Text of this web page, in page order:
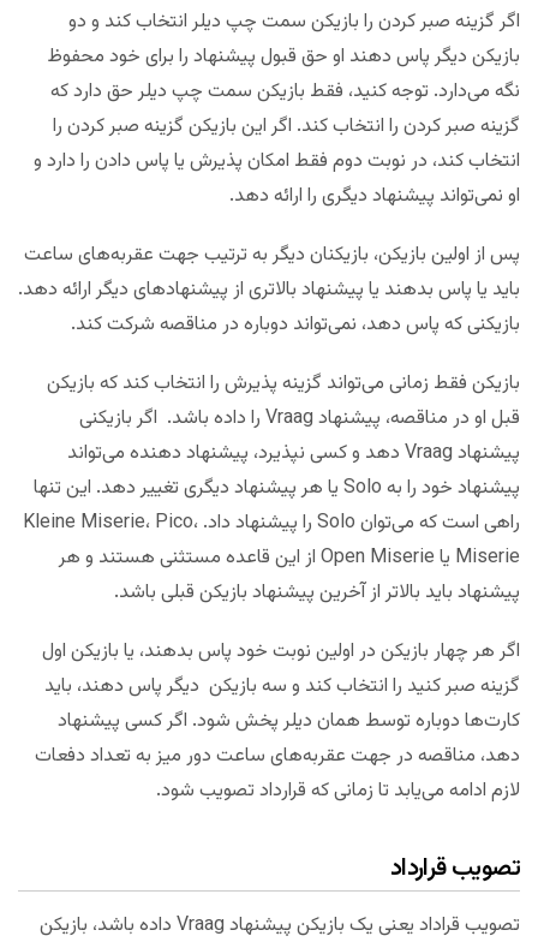
اگر گزینه صبر کردن را بازیکن سمت چپ دیلر انتخاب کند و دو
بازیکن دیگر پاس دهند او حق قبول پیشنهاد را برای خود محفوظ
نگه می‌دارد. توجه کنید، فقط بازیکن سمت چپ دیلر حق دارد که
گزینه صبر کردن را انتخاب کند. اگر این بازیکن گزینه صبر کردن را
انتخاب کند، در نوبت دوم فقط امکان پذیرش یا پاس دادن را دارد و
او نمی‌تواند پیشنهاد دیگری را ارائه دهد.
پس از اولین بازیکن، بازیکنان دیگر به ترتیب جهت عقربه‌های ساعت
باید یا پاس بدهند یا پیشنهاد بالاتری از پیشنهادهای دیگر ارائه دهد.
بازیکنی که پاس دهد، نمی‌تواند دوباره در مناقصه شرکت کند.
بازیکن فقط زمانی می‌تواند گزینه پذیرش را انتخاب کند که بازیکن
قبل او در مناقصه، پیشنهاد Vraag را داده باشد. اگر بازیکنی
پیشنهاد Vraag دهد و کسی نپذیرد، پیشنهاد دهنده می‌تواند
پیشنهاد خود را به Solo یا هر پیشنهاد دیگری تغییر دهد. این تنها
راهی است که می‌توان Solo را پیشنهاد داد. Kleine Miserie، Pico،
Miserie یا Open Miserie از این قاعده مستثنی هستند و هر
پیشنهاد باید بالاتر از آخرین پیشنهاد بازیکن قبلی باشد.
اگر هر چهار بازیکن در اولین نوبت خود پاس بدهند، یا بازیکن اول
گزینه صبر کنید را انتخاب کند و سه بازیکن دیگر پاس دهند، باید
کارت‌ها دوباره توسط همان دیلر پخش شود. اگر کسی پیشنهاد
دهد، مناقصه در جهت عقربه‌های ساعت دور میز به تعداد دفعات
لازم ادامه می‌یابد تا زمانی که قرارداد تصویب شود.
تصویب قرارداد
تصویب قراداد یعنی یک بازیکن پیشنهاد Vraag داده باشد، بازیکن